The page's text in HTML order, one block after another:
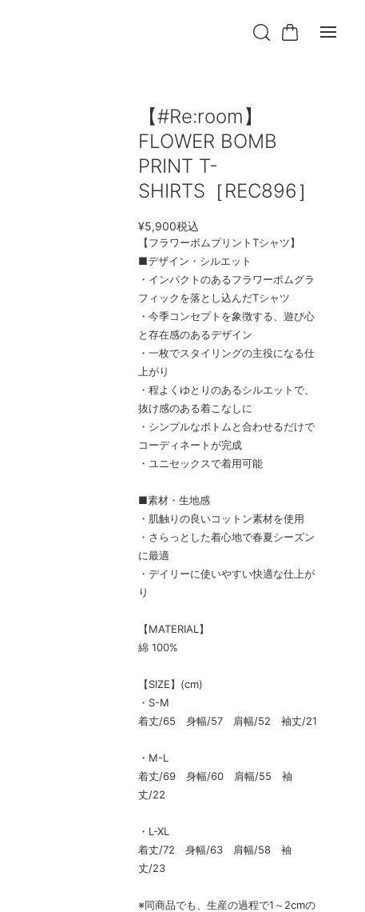
【#Re:room】
FLOWER BOMB
PRINT T-
SHIRTS［REC896］
¥5,900税込
【フラワーボムプリントTシャツ】
■デザイン・シルエット
・インパクトのあるフラワーボムグラ
フィックを落とし込んだTシャツ
・今季コンセプトを象徴する、遊び心
と存在感のあるデザイン
・一枚でスタイリングの主役になる仕
上がり
・程よくゆとりのあるシルエットで、
抜け感のある着こなしに
・シンプルなボトムと合わせるだけで
コーディネートが完成
・ユニセックスで着用可能
■素材・生地感
・肌触りの良いコットン素材を使用
・さらっとした着心地で春夏シーズン
に最適
・デイリーに使いやすい快適な仕上が
り
【MATERIAL】
綿 100%
【SIZE】(cm)
・S-M
着丈/65 身幅/57 肩幅/52 袖丈/21
・M-L
着丈/69 身幅/60 肩幅/55 袖
丈/22
・L-XL
着丈/72 身幅/63 肩幅/58 袖
丈/23
※同商品でも、生産の過程で1～2cmの